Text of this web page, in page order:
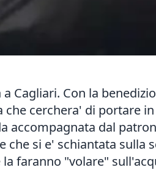
Cagliari. Con la
che cerchera' di portare
accompagnata dal
che si e' schiantata
faranno "volare"